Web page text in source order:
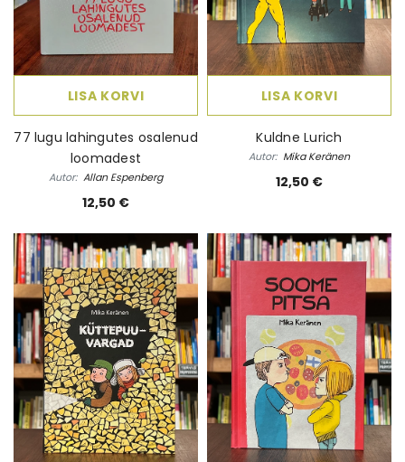
LISA KORVI
77 lugu lahingutes osalenud
loomadest
Autor: Allan Espenberg
12,50 €
LISA KORVI
Kuldne Lurich
Autor: Mika Keränen
12,50 €